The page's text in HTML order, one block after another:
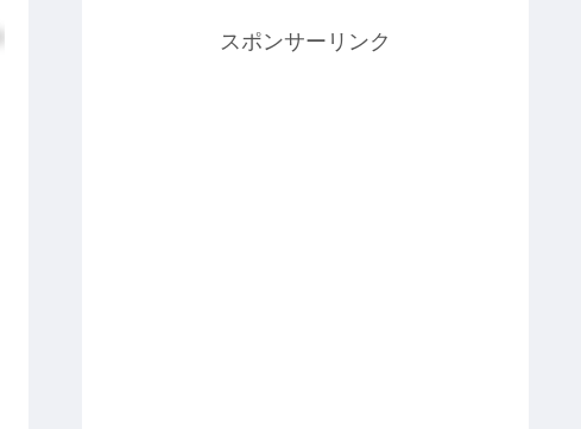
スポンサーリンク